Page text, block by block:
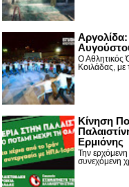
Ο Αθλητικός
Κοιλάδας, με
Κίνηση
Ερμιόνης
Την ερχόμενη
συνεχόμενη